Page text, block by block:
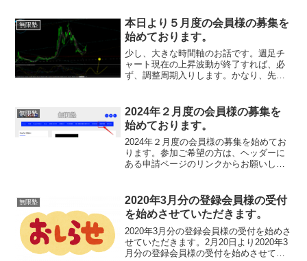
ごとの登録制です。よろしく...
無限塾
本日より５月度の会員様の募集を
始めております。
少し、大きな時間軸のお話です。週足チ
ャート現在の上昇波動が終了すれば、必
ず、調整周期入りします。かなり、先の
の次の押し目は、絶対に買いです。長い
目で見て・・・あるいは、人生にお...
無限塾
2024年２月度の会員様の募集を
始めております。
2024年２月度の会員様の募集を始めてお
ります。参加ご希望の方は、ヘッダーに
ある申請ページのリンクからお願いしま
無限塾
2020年3月分の登録会員様の受付
を始めさせていただきます。
2020年3月分の登録会員様の受付を始めさ
せていただきます。2月20日より2020年3
月分の登録会員様の受付を始めさせてい